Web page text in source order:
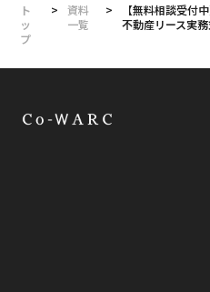
ト
ッ
プ
>
資料
一覧
>
【無料相談受付
不動産リース実